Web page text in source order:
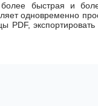
быстрая и
одновременно
PDF,